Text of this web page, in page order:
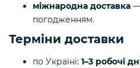
міжнародна доставка —
погодженням.
Терміни доставки
по Україні: 1–3 робочі